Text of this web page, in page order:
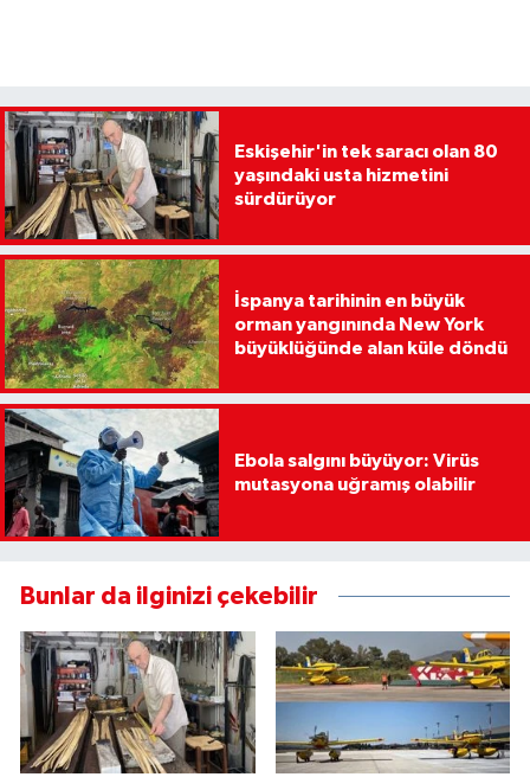
Eskişehir'in tek saracı olan 80
yaşındaki usta hizmetini
sürdürüyor
İspanya tarihinin en büyük
orman yangınında New York
büyüklüğünde alan küle döndü
Ebola salgını büyüyor: Virüs
mutasyona uğramış olabilir
Bunlar da ilginizi çekebilir